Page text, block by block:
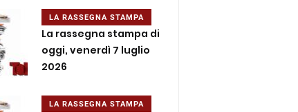
LA RASSEGNA STAMPA
La rassegna stampa di
oggi, venerdì 7 luglio
2026
LA RASSEGNA STAMPA